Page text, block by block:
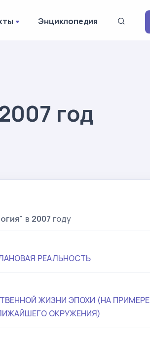
Энциклопедия
год
в 2007 году
РЕАЛЬНОСТЬ
ЖИЗНИ ЭПОХИ (НА ПРИМЕРЕ
ОКРУЖЕНИЯ)